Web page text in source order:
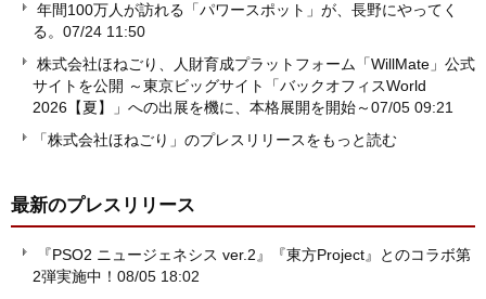
年間100万人が訪れる「パワースポット」が、長野にやってく
る。 07/24 11:50
株式会社ほねごり、人財育成プラットフォーム「WillMate」公式
サイトを公開 ～東京ビッグサイト「バックオフィスWorld
2026【夏】」への出展を機に、本格展開を開始～07/05 09:21
「株式会社ほねごり」のプレスリリースをもっと読む
最新のプレスリリース
『PSO2 ニュージェネシス ver.2』『東方Project』とのコラボ第
2弾実施中！ 08/05 18:02